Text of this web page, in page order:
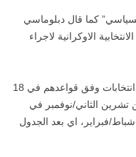
كما قال دبلوماسي
الاوكرانية لاجراء
ويعتزم المتمردون الموالون لموسكو اجراء انتخابات وفق قواعدهم في 18
تشرين الثاني/نوفمبر في
فبراير، اي بعد الجدول